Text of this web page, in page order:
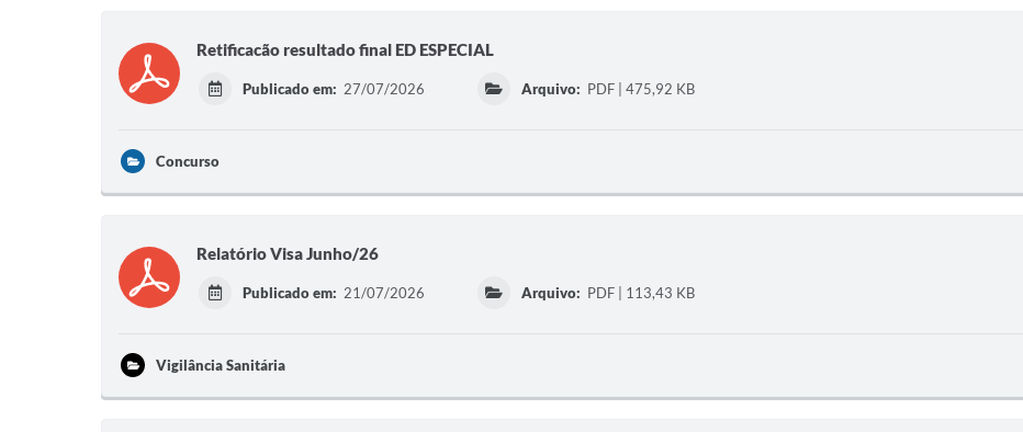
Retificacão resultado final ED ESPECIAL
Publicado em: 27/07/2026 Arquivo: PDF | 475,92 KB
Concurso
Relatório Visa Junho/26
Publicado em: 21/07/2026 Arquivo: PDF | 113,43 KB
Vigilância Sanitária